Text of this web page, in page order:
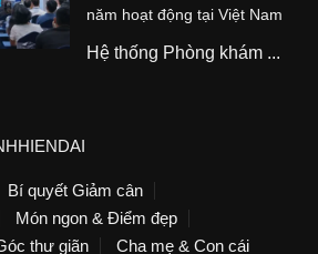
năm hoạt động tại Việt Nam
Hệ thống Phòng khám ...
Bí quyết Giảm cân
Món ngon & Điểm đẹp
thư giãn Cha mẹ & Con cái